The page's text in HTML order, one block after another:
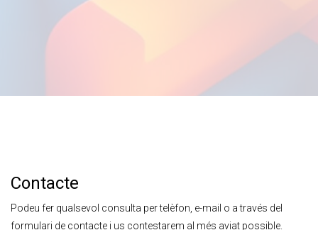
Contacte
Podeu fer qualsevol consulta per telèfon, e-mail o a través del
formulari de contacte i us contestarem al més aviat possible.